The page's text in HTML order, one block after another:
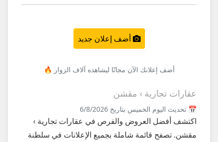
أضف إعلان جديد
أضف إعلانك الآن مجانًا ليشاهده آلاف الزوار 🔥
عقارات تجارية › مقشن
📅 تحديث اليوم الخميس بتاريخ 6/8/2026
اكتشف أفضل العروض والفرص في عقارات تجارية ›
مقشن. تصفح قائمة شاملة بجميع الإعلانات في سلطنة